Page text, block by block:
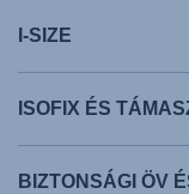
I-SIZE
ISOFIX ÉS
BIZTONSÁGI ÖV